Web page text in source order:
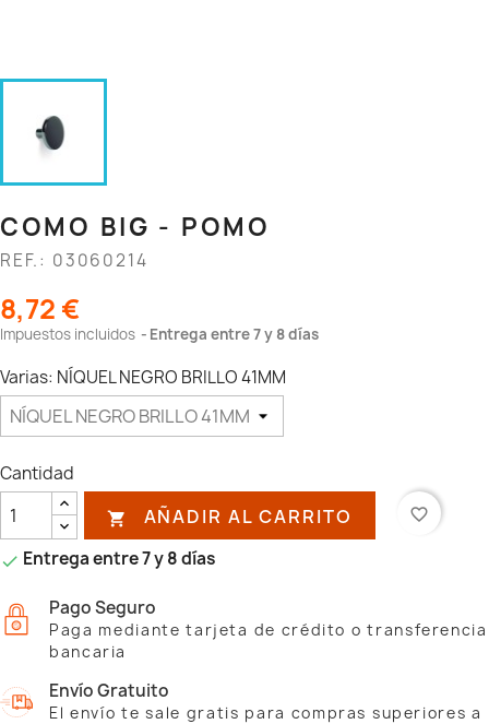
COMO BIG - POMO
REF.: 03060214
8,72 €
Impuestos incluidos Entrega entre 7 y 8 días
Varias: NÍQUEL NEGRO BRILLO 41MM
Cantidad
 AÑADIR AL CARRITO favorite_border
 Entrega entre 7 y 8 días
Pago Seguro
Paga mediante tarjeta de crédito o transferencia
bancaria
Envío Gratuito
El envío te sale gratis para compras superiores a